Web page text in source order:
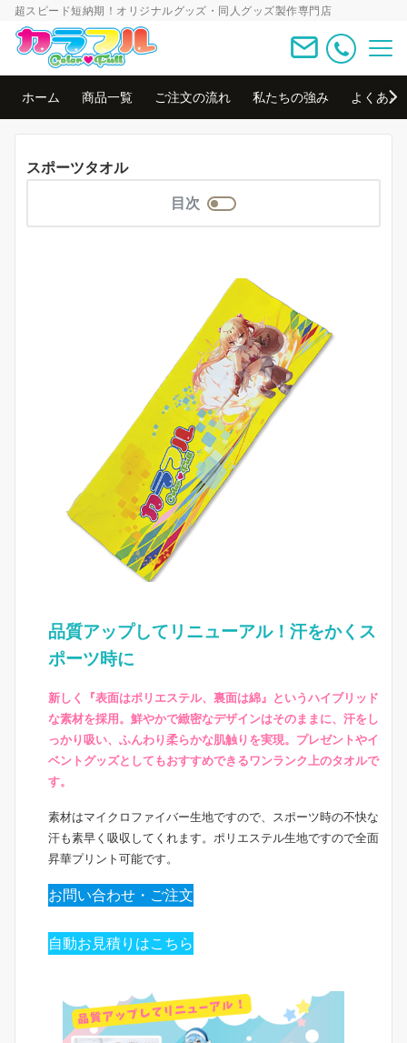
超スピード短納期！オリジナルグッズ・同人グッズ製作専門店
ホーム 商品一覧 ご注文の流れ 私たちの強み よくある
スポーツタオル
目次
品質アップしてリニューアル！汗をかくス
ポーツ時に
新しく『表面はポリエステル、裏面は綿』というハイブリッド
な素材を採用。鮮やかで緻密なデザインはそのままに、汗をし
っかり吸い、ふんわり柔らかな肌触りを実現。プレゼントやイ
ベントグッズとしてもおすすめできるワンランク上のタオルで
す。
素材はマイクロファイバー生地ですので、スポーツ時の不快な
汗も素早く吸収してくれます。ポリエステル生地ですので全面
昇華プリント可能です。
お問い合わせ・ご注文
自動お見積りはこちら